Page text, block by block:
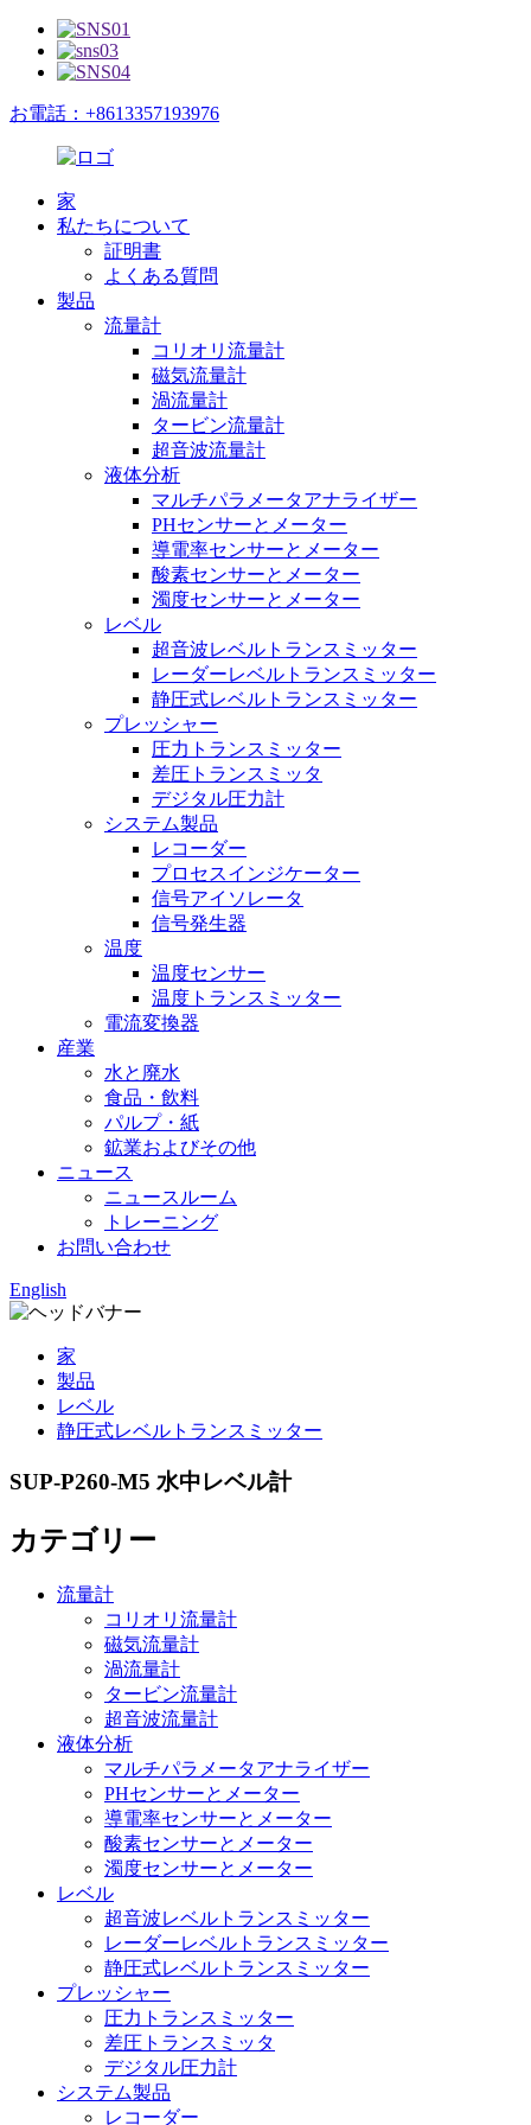
お電話：+8613357193976
家
私たちについて
証明書
よくある質問
製品
流量計
コリオリ流量計
磁気流量計
渦流量計
タービン流量計
超音波流量計
液体分析
マルチパラメータアナライザー
PHセンサーとメーター
導電率センサーとメーター
酸素センサーとメーター
濁度センサーとメーター
レベル
超音波レベルトランスミッター
レーダーレベルトランスミッター
静圧式レベルトランスミッター
プレッシャー
圧力トランスミッター
差圧トランスミッタ
デジタル圧力計
システム製品
レコーダー
プロセスインジケーター
信号アイソレータ
信号発生器
温度
温度センサー
温度トランスミッター
電流変換器
産業
水と廃水
食品・飲料
パルプ・紙
鉱業およびその他
ニュース
ニュースルーム
トレーニング
お問い合わせ
English
家
製品
レベル
静圧式レベルトランスミッター
SUP-P260-M5 水中レベル計
カテゴリー
流量計
コリオリ流量計
磁気流量計
渦流量計
タービン流量計
超音波流量計
液体分析
マルチパラメータアナライザー
PHセンサーとメーター
導電率センサーとメーター
酸素センサーとメーター
濁度センサーとメーター
レベル
超音波レベルトランスミッター
レーダーレベルトランスミッター
静圧式レベルトランスミッター
プレッシャー
圧力トランスミッター
差圧トランスミッタ
デジタル圧力計
システム製品
レコーダー